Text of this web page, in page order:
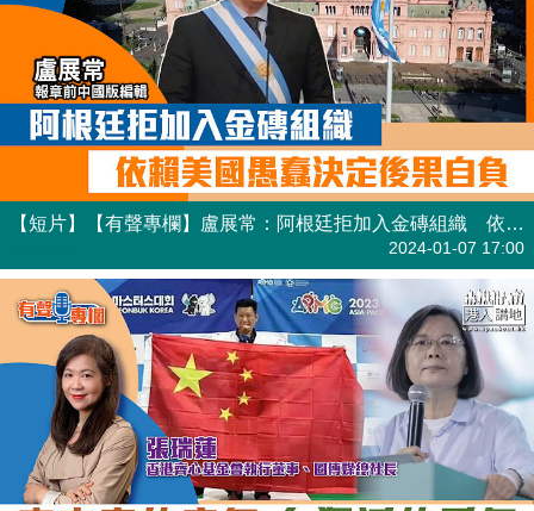
【短片】【有聲專欄】盧展常：阿根廷拒加入金磚組織 依賴美國愚蠢決定後果自負
2024-01-07 17:00